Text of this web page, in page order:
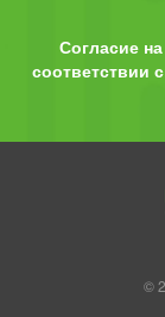
Согласие
соответствии
©